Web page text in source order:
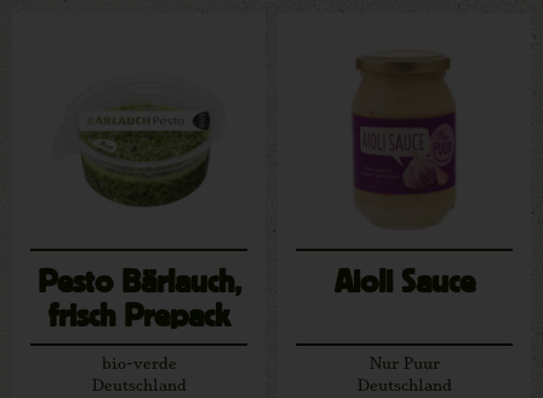
Pesto Bärlauch,
frisch Prepack
bio-verde
Deutschland
Aioli Sauce
Nur Puur
Deutschland